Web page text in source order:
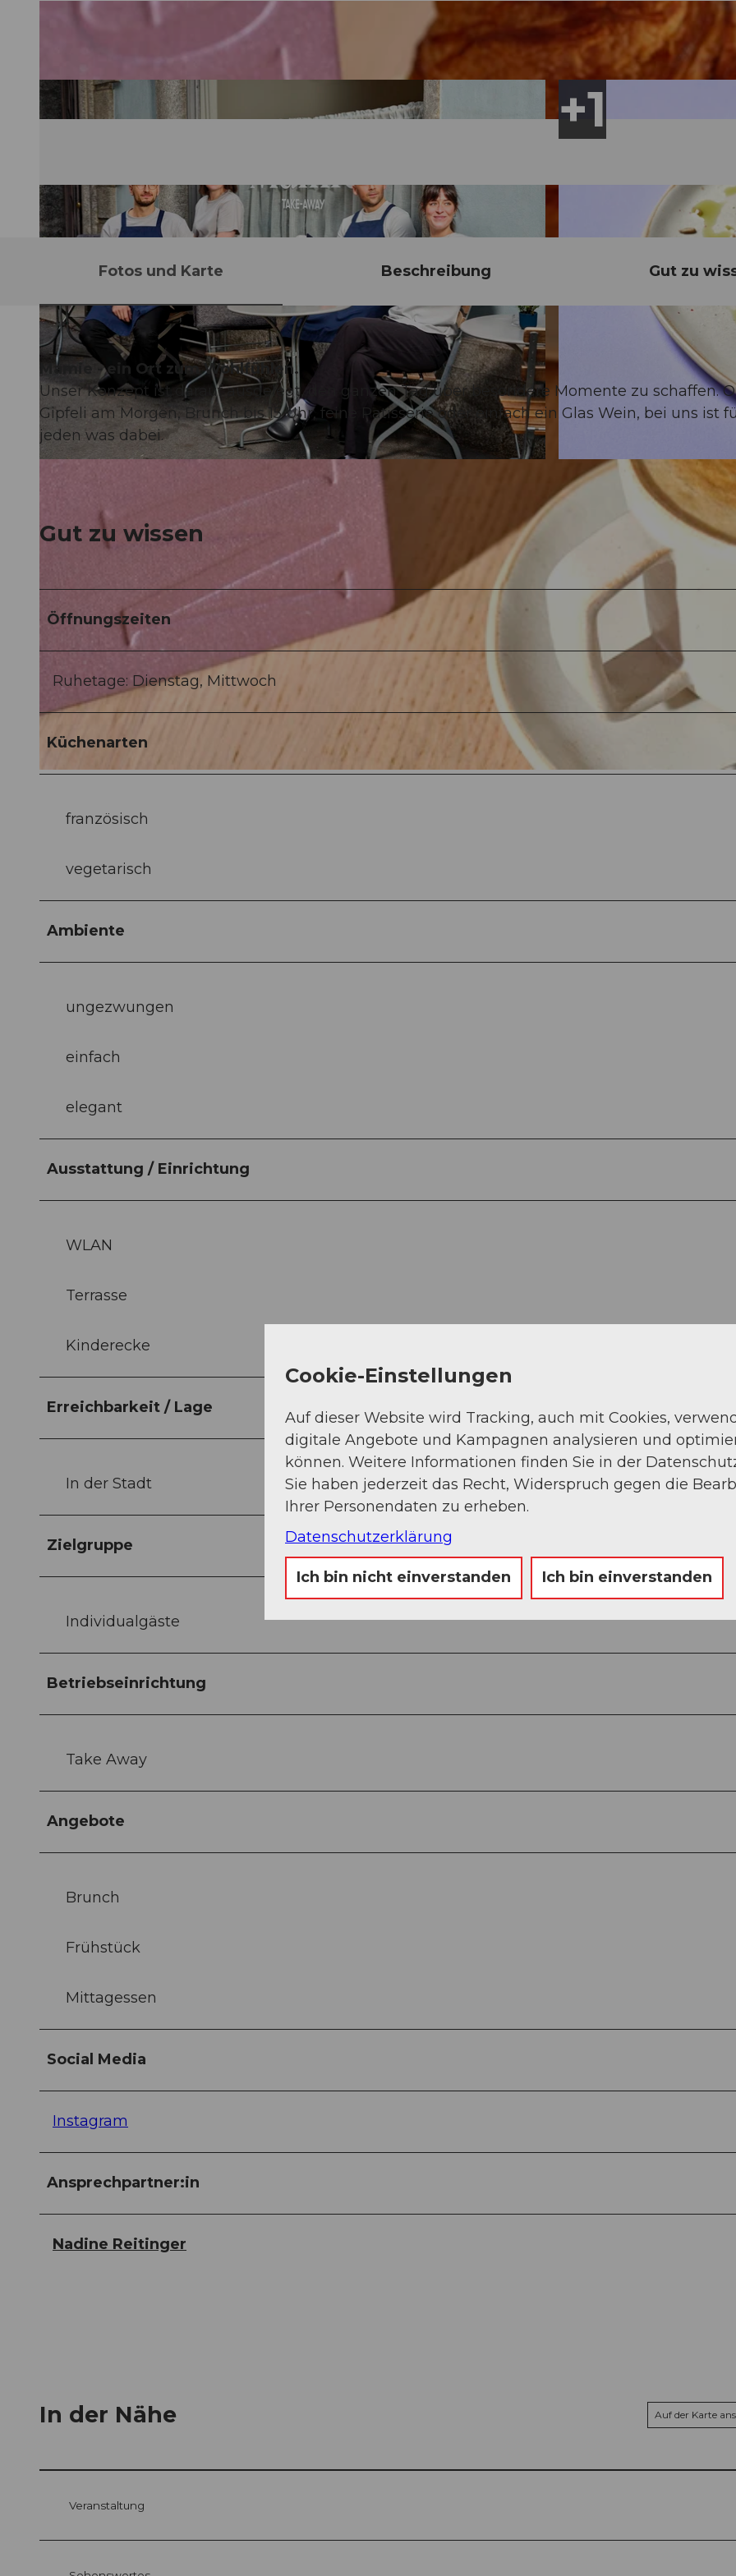
© hurrah.ch |CC-BY-ND
CC-BY-ND
Fotos und Karte Beschreibung Gut zu
Mamie - ein Ort zum Wohlfühlen.
Unser Konzept ist darauf ausgelegt, den ganzen Tag über besondere Momente zu schaffen.
Gipfeli am Morgen, Brunch bis 15 Uhr, feine Patisserie oder einfach ein Glas Wein, bei uns ist
jeden was dabei.
Gut zu wissen
Öffnungszeiten
Ruhetage: Dienstag, Mittwoch
Küchenarten
französisch
vegetarisch
Ambiente
ungezwungen
einfach
elegant
Ausstattung / Einrichtung
WLAN
Terrasse
Kinderecke
Erreichbarkeit / Lage
In der Stadt
Zielgruppe
Individualgäste
Betriebseinrichtung
Take Away
Angebote
Brunch
Frühstück
Mittagessen
Social Media
Instagram
Ansprechpartner:in
Nadine Reitinger
In der Nähe Auf der Karte
Veranstaltung
Cookie-Einstellungen
Auf dieser Website wird Tracking, auch mit Cookies,
digitale Angebote und Kampagnen analysieren und
können. Weitere Informationen finden Sie in der
Sie haben jederzeit das Recht, Widerspruch gegen die
Ihrer Personendaten zu erheben.
Datenschutzerklärung
Ich bin nicht einverstanden Ich bin einverstanden